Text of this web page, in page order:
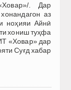
. Дар
аз
ноҳияи Айнӣ
хониш туҳфа
«Ховар» дар
Суғд хабар